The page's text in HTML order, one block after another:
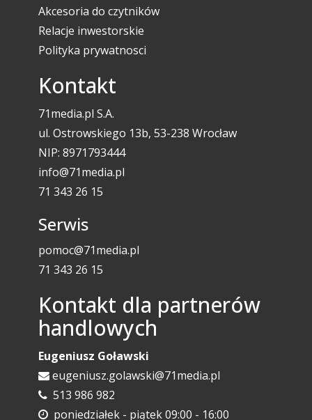
Akcesoria do czytników
Relacje inwestorskie
Polityka prywatnosci
Kontakt
71media.pl S.A.
ul. Ostrowskiego 13b, 53-238 Wrocław
NIP: 8971793444
info@71media.pl
71 343 26 15
Serwis
pomoc@71media.pl
71 343 26 15
Kontakt dla partnerów
handlowych
Eugeniusz Goławski
eugeniusz.golawski@71media.pl
513 986 982
poniedziałek - piątek 09:00 - 16:00